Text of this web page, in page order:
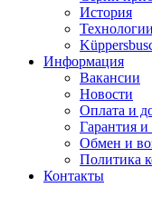
История
Информация
Вакансии
Новости
Оплата и
Гарантия и
Обмен и
Политика
Контакты